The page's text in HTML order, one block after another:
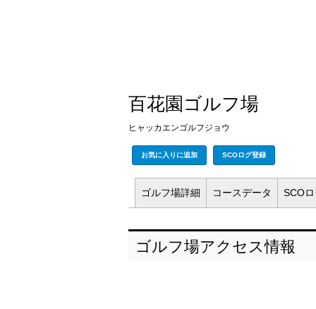
百花園ゴルフ場
ヒャッカエンゴルフジョウ
お気に入りに追加 SCOログ登録
ゴルフ場詳細 コースデータ SCO
ゴルフ場アクセス情報